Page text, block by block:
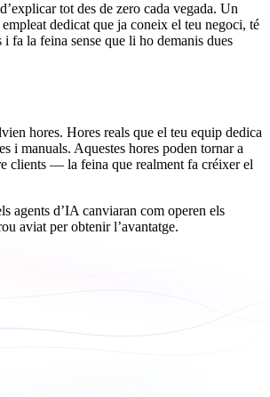
tot des de zero cada vegada. Un
dedicat que ja coneix el teu negoci, té
i fa la feina sense que li ho demanis dues
hores. Hores reals que el teu equip dedica
i manuals. Aquestes hores poden tornar a
clients — la feina que realment fa créixer el
agents d’IA canviaran com operen els
aviat per obtenir l’avantatge.